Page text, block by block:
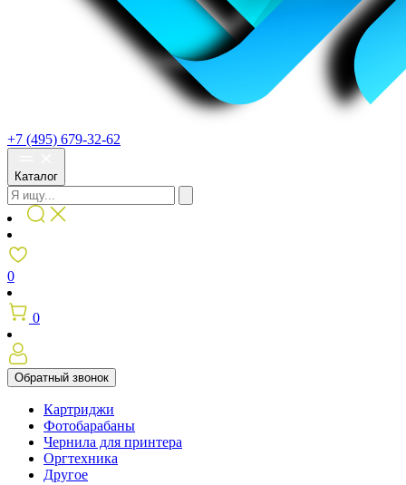
+7 (495) 679-32-62
Каталог
0
0
Обратный звонок
Картриджи
Фотобарабаны
Чернила для принтера
Оргтехника
Другое